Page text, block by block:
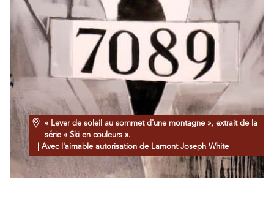
« Lever de soleil au sommet d'une montagne », extrait de la
série « Ski en couleurs ».
| Avec l'aimable autorisation de Lamont Joseph White